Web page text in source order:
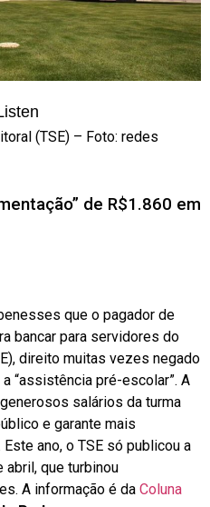
(TSE) – Foto: redes
de R$1.860 em
que o pagador de
bancar para servidores do
direito muitas vezes negado
“assistência pré-escolar”. A
salários da turma
e garante mais
ano, o TSE só publicou a
abril, que turbinou
A informação é da Coluna